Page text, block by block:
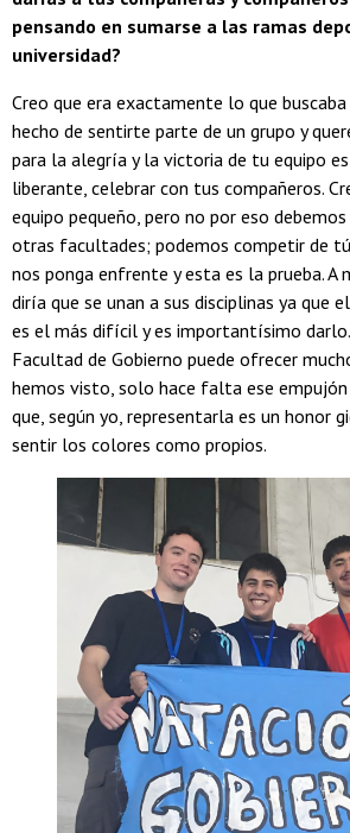
pensando en sumarse a las ramas
universidad?
Creo que era exactamente lo que
hecho de sentirte parte de un grupo y
para la alegría y la victoria de tu equipo
liberante, celebrar con tus compañeros.
equipo pequeño, pero no por eso
otras facultades; podemos competir de
nos ponga enfrente y esta es la prueba. A
diría que se unan a sus disciplinas ya que
es el más difícil y es importantísimo
Facultad de Gobierno puede ofrecer
hemos visto, solo hace falta ese
que, según yo, representarla es un honor
sentir los colores como propios.